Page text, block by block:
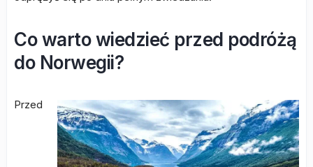
Co warto wiedzieć przed podróżą
do Norwegii?
Przed